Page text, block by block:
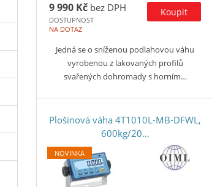
9 990 Kč bez DPH
DOSTUPNOST
NA DOTAZ
Jedná se o sníženou podlahovou váhu
vyrobenou z lakovaných profilů
svařených dohromady s horním…
Plošinová váha 4T1010L-MB-DFWL,
600kg/20…
NOVINKA